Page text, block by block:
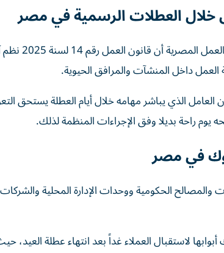
خلال العطلات الرسمية في مصر
أوضحت
داخل المنشآت والمرافق الحيوية.
العامل الذي يباشر مهامه خلال أيام العطلة
يوم راحة بديلا وفق الإجراءات المنظمة لذلك.
في مصر
لاستقبال العملاء غداً بعد انتهاء عطلة العيد،